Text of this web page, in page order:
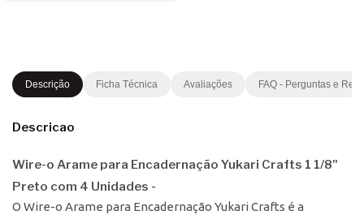
Descrição Ficha Técnica Avaliações FAQ - Perguntas e
Descricao
Wire-o Arame para Encadernação Yukari Crafts 1 1/8"
Preto com 4 Unidades -
O Wire-o Arame para Encadernação Yukari Crafts é a